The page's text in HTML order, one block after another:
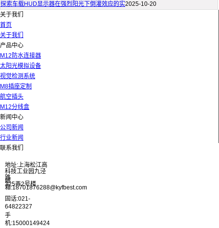
探索车载HUD显示器在强烈阳光下倒灌效应的实2025-10-20
关于我们
首页
关于我们
产品中心
M12防水连接器
太阳光模拟设备
视觉检测系统
M8插座定制
航空插头
M12分线盒
新闻中心
公司新闻
行业新闻
联系我们
地址:上海松江高
科技工业园九泾
路
325弄2号楼
邮
箱:18701876288@kyfbest.com
固话:021-
64822327
手
机:15000149424